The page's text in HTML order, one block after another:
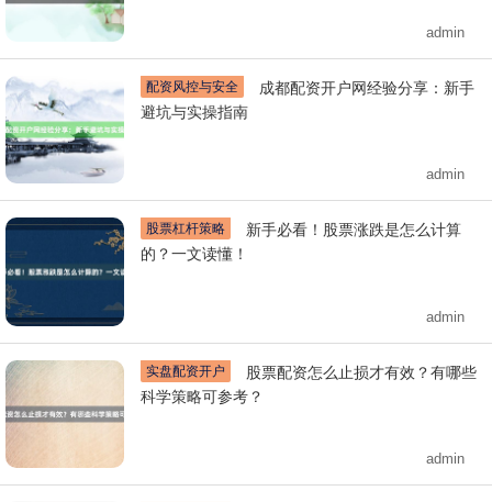
admin
配资风控与安全
避坑与实操指南
admin
股票杠杆策略
的？一文读懂！
admin
实盘配资开户
科学策略可参考？
admin